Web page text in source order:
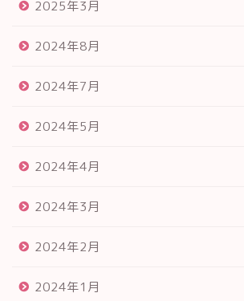
2025年3月
2024年8月
2024年7月
2024年5月
2024年4月
2024年3月
2024年2月
2024年1月